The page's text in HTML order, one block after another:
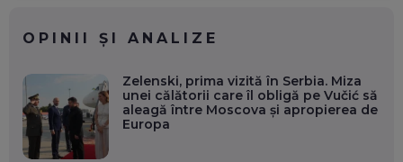
OPINII ȘI ANALIZE
Zelenski, prima vizită în Serbia. Miza
unei călătorii care îl obligă pe Vučić să
aleagă între Moscova și apropierea de
Europa